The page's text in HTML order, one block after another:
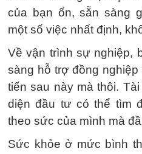
của bạn ổn, sẵn sàng
một số việc nhất định,
Về vận trình sự nghiệp,
sàng hỗ trợ đồng
tiến sau này mà thôi.
diện đầu tư có thể tìm
theo sức của mình mà
Sức khỏe ở mức bình